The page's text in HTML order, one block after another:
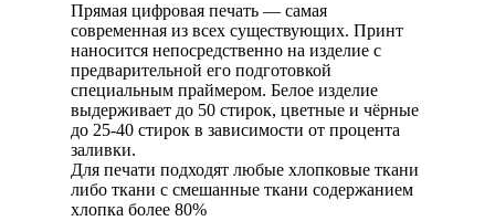
Прямая цифровая печать — самая
современная из всех существующих. Принт
наносится непосредственно на изделие с
предварительной его подготовкой
специальным праймером. Белое изделие
выдерживает до 50 стирок, цветные и чёрные
до 25-40 стирок в зависимости от процента
заливки.
Для печати подходят любые хлопковые ткани
либо ткани с смешанные ткани содержанием
хлопка более 80%